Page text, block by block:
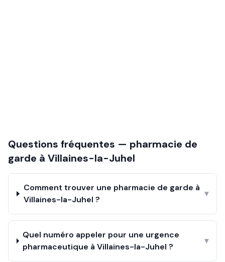
Questions fréquentes — pharmacie de
garde à Villaines-la-Juhel
Comment trouver une pharmacie de garde à
Villaines-la-Juhel ?
▾
Quel numéro appeler pour une urgence
pharmaceutique à Villaines-la-Juhel ?
▾